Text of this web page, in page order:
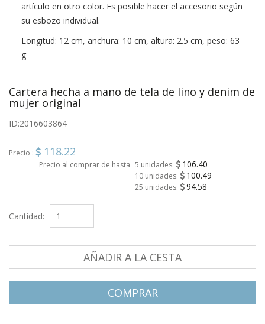
artículo en otro color. Es posible hacer el accesorio según
su esbozo individual.
Longitud: 12 cm, anchura: 10 cm, altura: 2.5 cm, peso: 63
g
Cartera hecha a mano de tela de lino y denim de
mujer original
ID:2016603864
Precio : 118.22
Precio al comprar de hasta 5 unidades: 106.40
10 unidades: 100.49
25 unidades: 94.58
Cantidad:
AÑADIR A LA CESTA
СOMPRAR